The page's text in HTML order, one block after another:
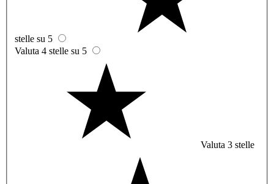
stelle su 5
Valuta 4 stelle su 5
Valuta 3 stelle